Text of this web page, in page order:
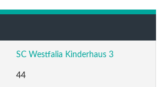
SC Westfalia Kinderhaus 3
44